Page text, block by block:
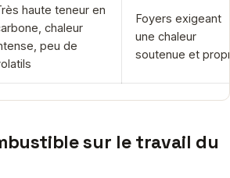
haute teneur en
chaleur
peu de
Foyers exigeant
une chaleur
soutenue et
sur le travail du